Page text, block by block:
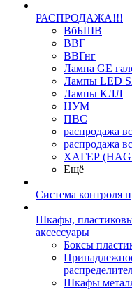
РАСПРОДАЖА!!!
ВбБШВ
ВВГ
ВВГнг
Лампа GE
Лампы LED
Лампы КЛЛ
НУМ
ПВС
распродажа
распродажа
ХАГЕР
Ещё
Система контроля
Шкафы,
аксессуары
Боксы
Шкафы